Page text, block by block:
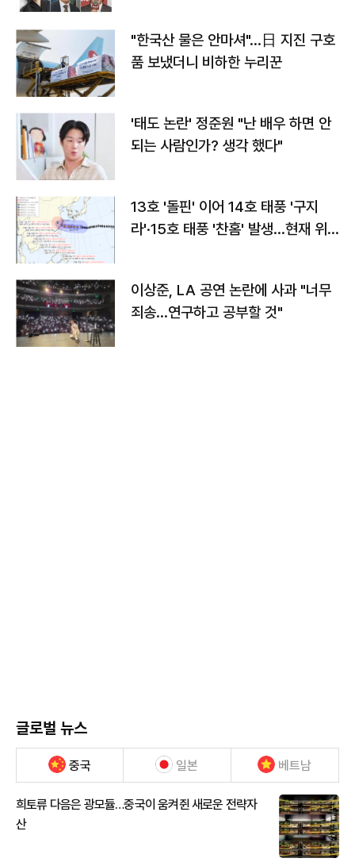
"한국산 물은 안마셔"…日 지진 구호
품 보냈더니 비하한 누리꾼
'태도 논란' 정준원 "난 배우 하면 안
되는 사람인가? 생각 했다"
13호 '돌핀' 이어 14호 태풍 '구지
라'·15호 태풍 '찬홈' 발생…현재 위
이상준, LA 공연 논란에 사과 "너무
죄송…연구하고 공부할 것"
글로벌 뉴스
중국 일본 베트남
희토류 다음은 광모듈…중국이 움켜쥔 새로운 전략자
산